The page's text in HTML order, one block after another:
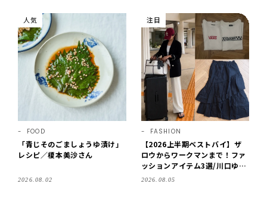
人気
FOOD
「青じそのごましょうゆ漬け」
レシピ／榎本美沙さん
2026.08.02
注目
FASHION
【2026上半期ベストバイ】ザ
ロウからワークマンまで！ファ
ッションアイテム3選/川口ゆか
り
2026.08.05